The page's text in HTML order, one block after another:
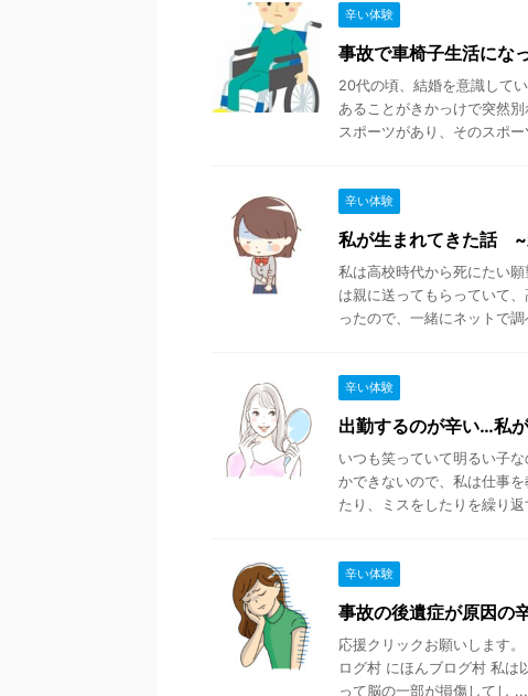
辛い体験
事故で車椅子生活にな
20代の頃、結婚を意識して
あることがきかっけで突然
スポーツがあり、そのスポ
辛い体験
私が生まれてきた話
私は高校時代から死にたい
は親に送ってもらっていて
ったので、一緒にネットで
辛い体験
出勤するのが辛い…私
いつも笑っていて明るい子
かできないので、私は仕事
たり、ミスをしたりを繰り
辛い体験
事故の後遺症が原因の
応援クリックお願いします
ログ村 にほんブログ村 私は
って脳の一部が損傷してし ...